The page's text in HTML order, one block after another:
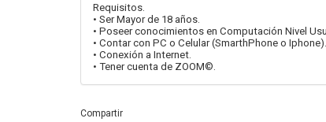
Requisitos.
• Ser Mayor de 18 años.
• Poseer conocimientos en Computación Nivel
• Contar con PC o Celular (SmarthPhone o Iphone).
• Conexión a Internet.
• Tener cuenta de ZOOM©.
Compartir